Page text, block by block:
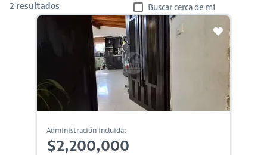
2 resultados Buscar cerca de mi
Administración incluida:
$2,200,000